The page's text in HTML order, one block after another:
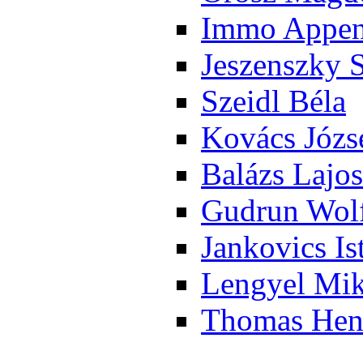
Im­mo
Je­szensz­ky
Szeidl Bé­la
Ko­vács
Ba­lázs La­jos
Gud­run
Jan­ko­vics
Len­gyel
Tho­mas